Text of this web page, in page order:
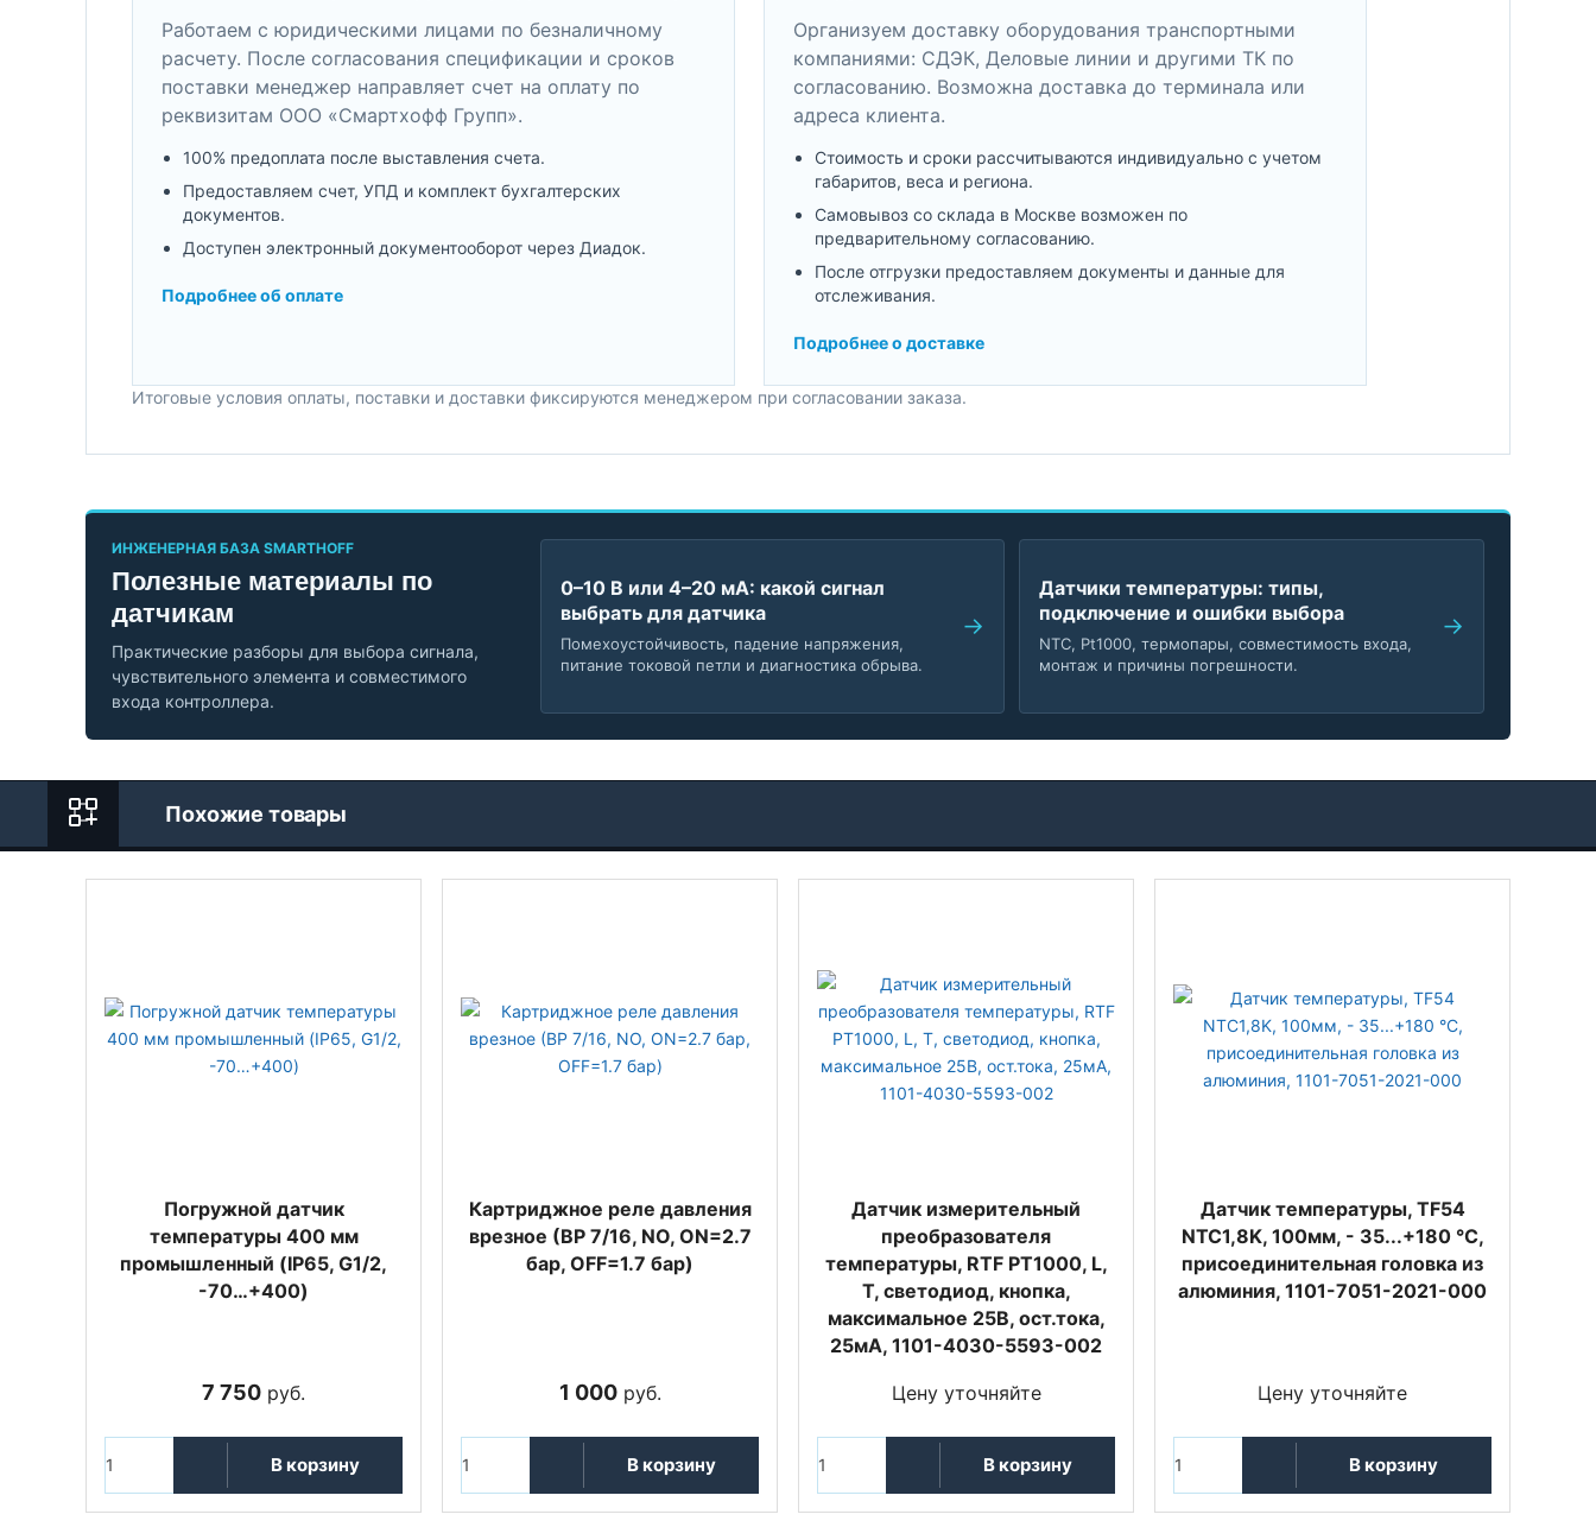
Работаем с юридическими лицами по безналичному
расчету. После согласования спецификации и сроков
поставки менеджер направляет счет на оплату по
реквизитам ООО «Смартхофф Групп».
100% предоплата после выставления счета.
Предоставляем счет, УПД и комплект бухгалтерских
документов.
Доступен электронный документооборот через Диадок.
Подробнее об оплате
Организуем доставку оборудования транспортными
компаниями: СДЭК, Деловые линии и другими ТК по
согласованию. Возможна доставка до терминала или
адреса клиента.
Стоимость и сроки рассчитываются индивидуально с учетом
габаритов, веса и региона.
Самовывоз со склада в Москве возможен по
предварительному согласованию.
После отгрузки предоставляем документы и данные для
отслеживания.
Подробнее о доставке
Итоговые условия оплаты, поставки и доставки фиксируются менеджером при согласовании заказа.
ИНЖЕНЕРНАЯ БАЗА SMARTHOFF
Полезные материалы по
датчикам
Практические разборы для выбора сигнала,
чувствительного элемента и совместимого
входа контроллера.
0–10 В или 4–20 мА: какой сигнал
выбрать для датчика
Помехоустойчивость, падение напряжения,
питание токовой петли и диагностика обрыва.
Датчики температуры: типы,
подключение и ошибки выбора
NTC, Pt1000, термопары, совместимость входа,
монтаж и причины погрешности.
Похожие товары
Погружной датчик
температуры 400 мм
промышленный (IP65, G1/2,
-70…+400)
7 750 руб.
В корзину
Картриджное реле давления
врезное (ВР 7/16, NO, ON=2.7
бар, OFF=1.7 бар)
1 000руб.
В корзину
Датчик измерительный
преобразователя
температуры, RTF PT1000, L,
T, светодиод, кнопка,
максимальное 25В, ост.тока,
25мА, 1101-4030-5593-002
Цену уточняйте
В корзину
Датчик температуры, TF54
NTC1,8K, 100мм, - 35...+180 °C,
присоединительная головка из
алюминия, 1101-7051-2021-000
Цену уточняйте
В корзину